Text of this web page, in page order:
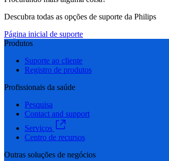
Descubra todas as opções de suporte da Philips
Página inicial de suporte
Produtos
Suporte ao cliente
Registro de produtos
Profissionais da saúde
Pesquisa
Contact and support
Serviços
Centro de recursos
Outras soluções de negócios